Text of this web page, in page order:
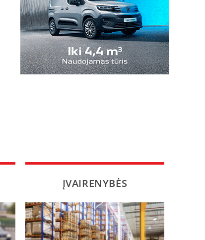
ĮVAIRENYBĖS